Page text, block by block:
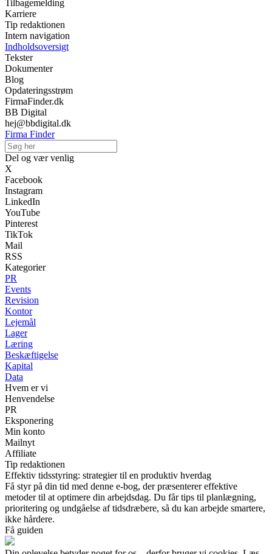
Tilbagemelding
Karriere
Tip redaktionen
Intern navigation
Indholdsoversigt
Tekster
Dokumenter
Blog
Opdateringsstrøm
FirmaFinder.dk
BB Digital
hej@bbdigital.dk
Firma Finder
Del og vær venlig
X
Facebook
Instagram
LinkedIn
YouTube
Pinterest
TikTok
Mail
RSS
Kategorier
PR
Events
Revision
Kontor
Lejemål
Lager
Læring
Beskæftigelse
Kapital
Data
Hvem er vi
Henvendelse
PR
Eksponering
Min konto
Mailnyt
Affiliate
Tip redaktionen
Effektiv tidsstyring: strategier til en produktiv hverdag
Få styr på din tid med denne e-bog, der præsenterer effektive
metoder til at optimere din arbejdsdag. Du får tips til planlægning,
prioritering og undgåelse af tidsdræbere, så du kan arbejde smartere,
ikke hårdere.
Få guiden